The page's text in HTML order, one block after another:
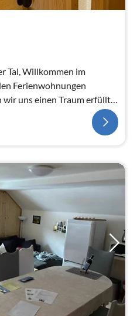
Tal, Willkommen im
uns einen Traum erfüllt
teilh...